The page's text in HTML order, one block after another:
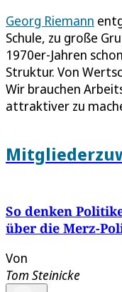
Georg Riemann
Schule, zu große
1970er-Jahren
Struktur. Von
Wir brauchen
attraktiver zu
So denken
über die Merz-
Von
Tom Steinicke